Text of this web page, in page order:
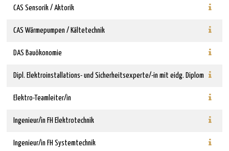
CAS Sensorik / Aktorik
CAS Wärmepumpen / Kältetechnik
DAS Bauökonomie
Dipl. Elektroinstallations- und Sicherheitsexperte/-in mit eidg. Diplom
Elektro-Teamleiter/in
Ingenieur/in FH Elektrotechnik
Ingenieur/in FH Systemtechnik